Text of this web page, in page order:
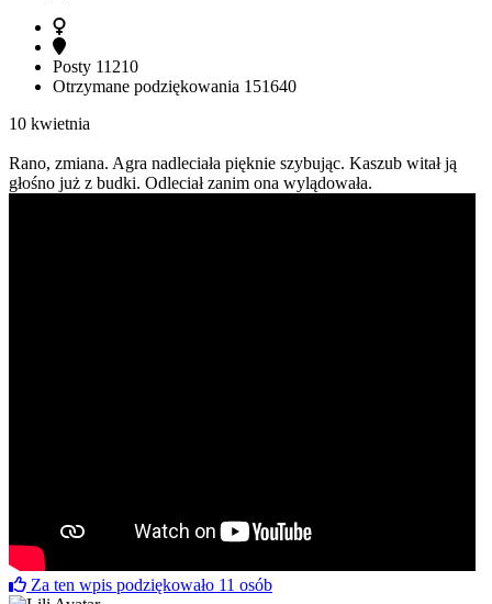
Posty 11210
Otrzymane podziękowania 151640
10 kwietnia
Rano, zmiana. Agra nadleciała pięknie szybując. Kaszub witał ją
głośno już z budki. Odleciał zanim ona wylądowała.
Za ten wpis podziękowało 11 osób